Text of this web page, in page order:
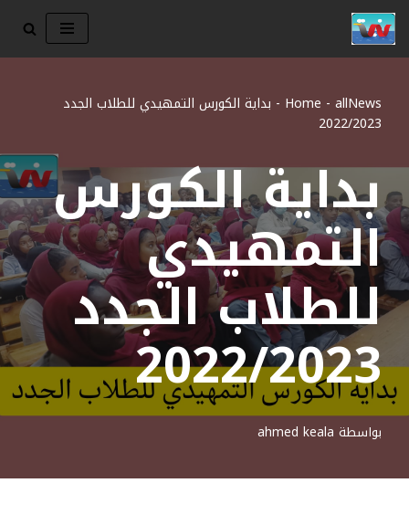
تخطى
المحتوى
Home - allNews
- بداية الكورس التمهيدي للطلاب الجدد
2022/2023
بداية الكورس
التمهيدي
للطلاب الجدد
2022/2023
بواسطة ahmed keala